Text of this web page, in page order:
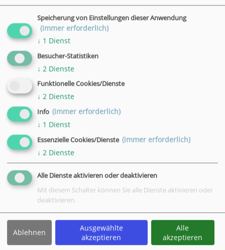
Speicherung von Einstellungen dieser Anwendung
(immer erforderlich)
↓ 1 Dienst
Besucher-Statistiken
↓ 2 Dienste
Funktionelle Cookies/Dienste
↓ 2 Dienste
Info (immer erforderlich)
↓ 1 Dienst
Essenzielle Cookies/Dienste (immer erforderlich)
↓ 2 Dienste
Alle Dienste aktivieren oder deaktivieren
Mit diesem Schalter können Sie alle Dienste aktivieren oder
deaktivieren.
Ablehnen
Ausgewählte
akzeptieren
Alle
akzeptieren